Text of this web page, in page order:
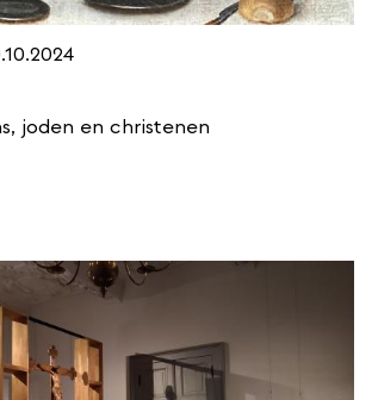
joden en christenen